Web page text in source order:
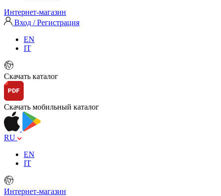
Интернет-магазин
Вход / Регистрация
EN
IT
Скачать каталог
Скачать мобильный каталог
RU
EN
IT
Интернет-магазин